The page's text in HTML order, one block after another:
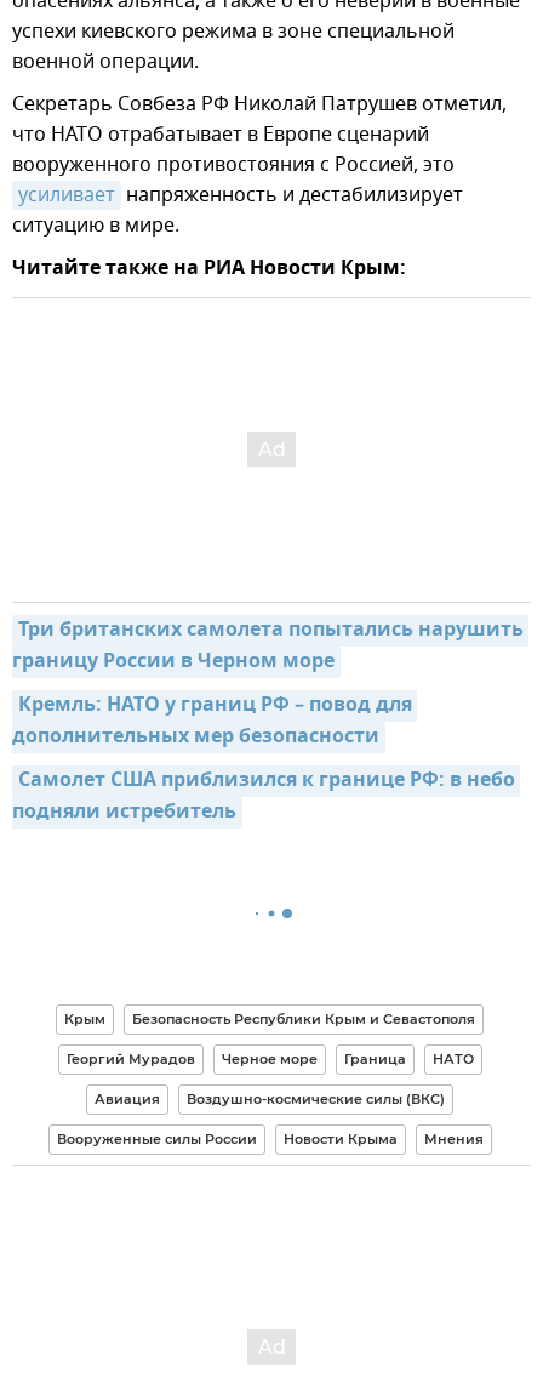
успехи киевского режима в зоне специальной
военной операции.
Секретарь Совбеза РФ Николай Патрушев отметил,
что НАТО отрабатывает в Европе сценарий
вооруженного противостояния с Россией, это
усиливает напряженность и дестабилизирует
ситуацию в мире.
Читайте также на РИА Новости Крым:
Три британских самолета попытались нарушить
границу России в Черном море
Кремль: НАТО у границ РФ – повод для
дополнительных мер безопасности
Самолет США приблизился к границе РФ: в небо
подняли истребитель
Крым Безопасность Республики Крым и Севастополя
Георгий Мурадов Черное море Граница НАТО
Авиация Воздушно-космические силы (ВКС)
Вооруженные силы России Новости Крыма Мнения